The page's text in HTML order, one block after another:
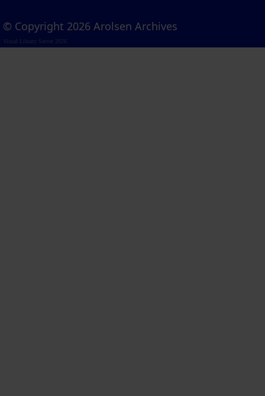
© Copyright 2026 Arolsen Archives
Visual Library Server 2026